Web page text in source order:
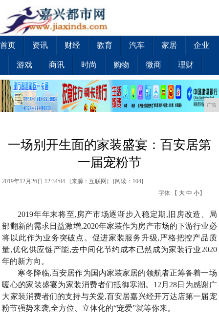
首页 资讯 财经 教育 汽车 家居 企业
游戏 商讯 时尚 购物 微商 理财
广告
一场别开生面的家装盛宴：百安居第
一届宠粉节
2019年12月26日 12:34:04 [来源：互联网] [阅读：104]
字体:【 大 中 小】
2019年年末将至,房产市场逐渐步入稳定期,旧房改造、局
部翻新的需求日益激增,2020年家装作为房产市场的下游行业必
将以此作为业务突破点。促进家装服务升级,严格把控产品质
量,优化供应链产能,去中间化节约成本已然成为家装行业2020
年的新方向。
寒冬降临,百安居作为国内家装家居的领航者正筹备着一场
暖心的家装盛宴为家装消费者们抵御寒潮。12月28日为感谢广
大家装消费者们的支持与关爱,百安居嘉兴经开万达店第一届宠
粉节强势来袭,全方位、立体化的“宠爱”就等你来。